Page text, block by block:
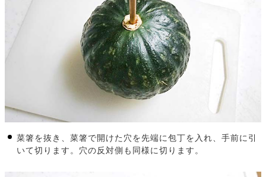
菜箸を抜き、菜箸で開けた穴を先端に包丁を入れ、手前に引
いて切ります。穴の反対側も同様に切ります。